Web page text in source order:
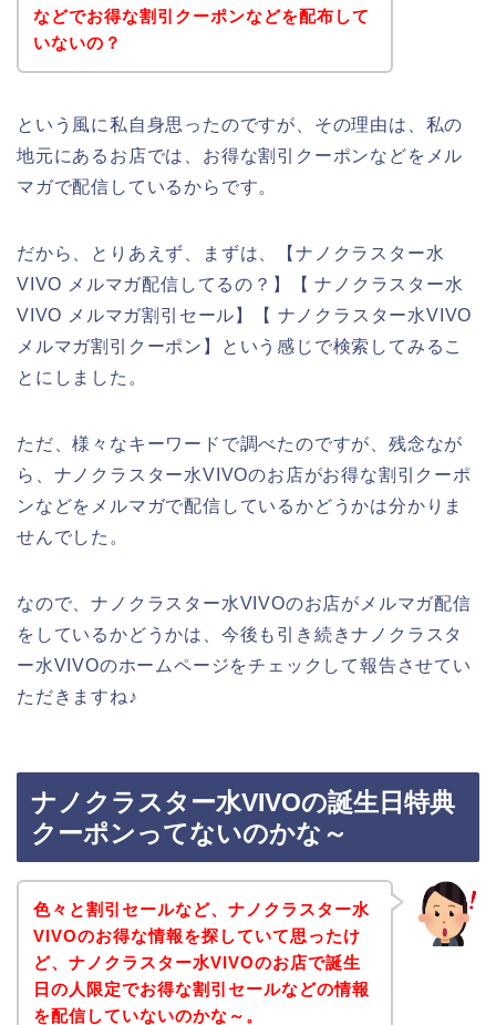
などでお得な割引クーポンなどを配布して
いないの？
という風に私自身思ったのですが、その理由は、私の
地元にあるお店では、お得な割引クーポンなどをメル
マガで配信しているからです。
だから、とりあえず、まずは、【ナノクラスター水
VIVO メルマガ配信してるの？】【 ナノクラスター水
VIVO メルマガ割引セール】【 ナノクラスター水VIVO
メルマガ割引クーポン】という感じで検索してみるこ
とにしました。
ただ、様々なキーワードで調べたのですが、残念なが
ら、ナノクラスター水VIVOのお店がお得な割引クーポ
ンなどをメルマガで配信しているかどうかは分かりま
せんでした。
なので、ナノクラスター水VIVOのお店がメルマガ配信
をしているかどうかは、今後も引き続きナノクラスタ
ー水VIVOのホームページをチェックして報告させてい
ただきますね♪
ナノクラスター水VIVOの誕生日特典
クーポンってないのかな～
色々と割引セールなど、ナノクラスター水
VIVOのお得な情報を探していて思ったけ
ど、ナノクラスター水VIVOのお店で誕生
日の人限定でお得な割引セールなどの情報
を配信していないのかな～。